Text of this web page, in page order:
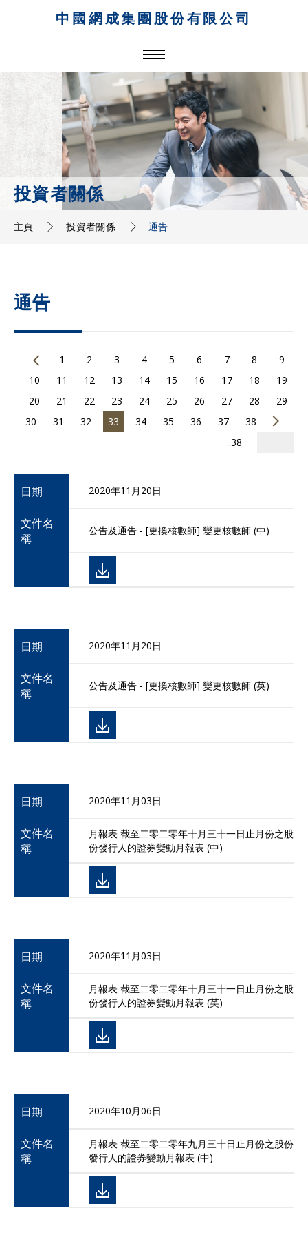
中國網成集團股份有限公司
投資者關係
主頁 投資者關係 通告
通告
1 2 3 4 5 6 7 8
9
10
11 12 13 14 15 16 17 18
19
20
21 22 23 24 25 26 27 28
29
30
31 32 33 34 35 36 37
38
..38
日期 2020年11月20日
文件名
稱
公告及通告 - [更換核數師] 變更核數師 (中)
日期 2020年11月20日
文件名
稱
公告及通告 - [更換核數師] 變更核數師 (英)
日期 2020年11月03日
文件名
稱
月報表 截至二零二零年十月三十一日止月份之股
份發行人的證券變動月報表 (中)
日期 2020年11月03日
文件名
稱
月報表 截至二零二零年十月三十一日止月份之股
份發行人的證券變動月報表 (英)
日期 2020年10月06日
文件名
稱
月報表 截至二零二零年九月三十日止月份之股份
發行人的證券變動月報表 (中)